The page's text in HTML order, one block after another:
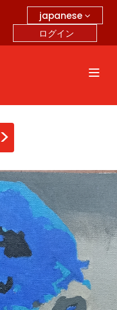
japanese
ログイン
>